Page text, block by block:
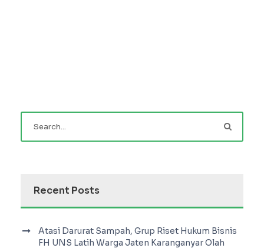
Recent Posts
Atasi Darurat Sampah, Grup Riset Hukum Bisnis
FH UNS Latih Warga Jaten Karanganyar Olah